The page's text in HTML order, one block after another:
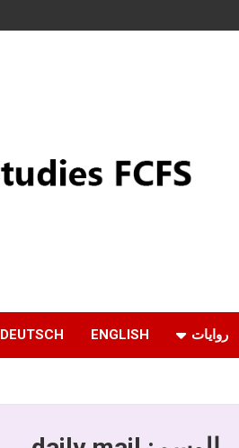
روايات ENGLISH
DEUTSCH